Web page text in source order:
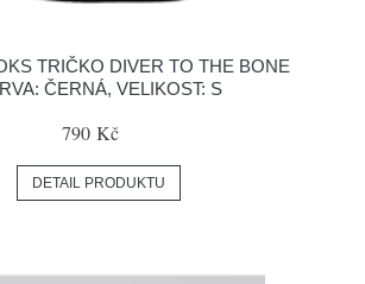
TRIČKO DIVER TO THE BONE
ČERNÁ, VELIKOST: S
790 Kč
DETAIL PRODUKTU